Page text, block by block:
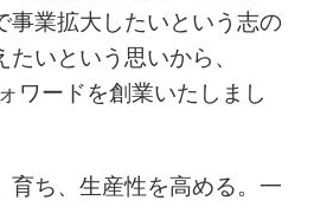
事業拡大したいという志の
いという思いから、
ワードを創業いたしまし
育ち、生産性を高める。一